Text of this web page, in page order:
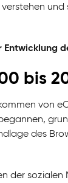
bis
von
des
der